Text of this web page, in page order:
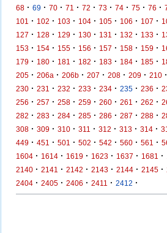
68 · 69 · 70 · 71 · 72 · 73 · 74 · 75 · 76 ·
101
· 102 · 103 · 104 · 105 · 106 · 107 ·
127 · 128 · 129 · 130 · 131 · 132 · 133 ·
153 · 154 · 155 · 156 · 157 · 158 · 159 ·
179 · 180 · 181 · 182 · 183 · 184 · 185 ·
205 · 206a · 206b · 207 · 208 · 209 · 210 ·
230 · 231 · 232 · 233 · 234 · 235 · 236 ·
256 · 257 · 258 · 259 · 260 · 261 · 262 ·
282 · 283 · 284 · 285 · 286 · 287 · 288 ·
308 · 309 · 310 · 311 · 312 · 313 · 314 ·
449 · 451 · 501 · 502 · 542 · 560 · 561 ·
1604 · 1614 · 1619 · 1623 · 1637 · 1681 ·
2140 · 2141 · 2142 · 2143 · 2144 · 2145 ·
2404 · 2405 · 2406 · 2411 · 2412 ·